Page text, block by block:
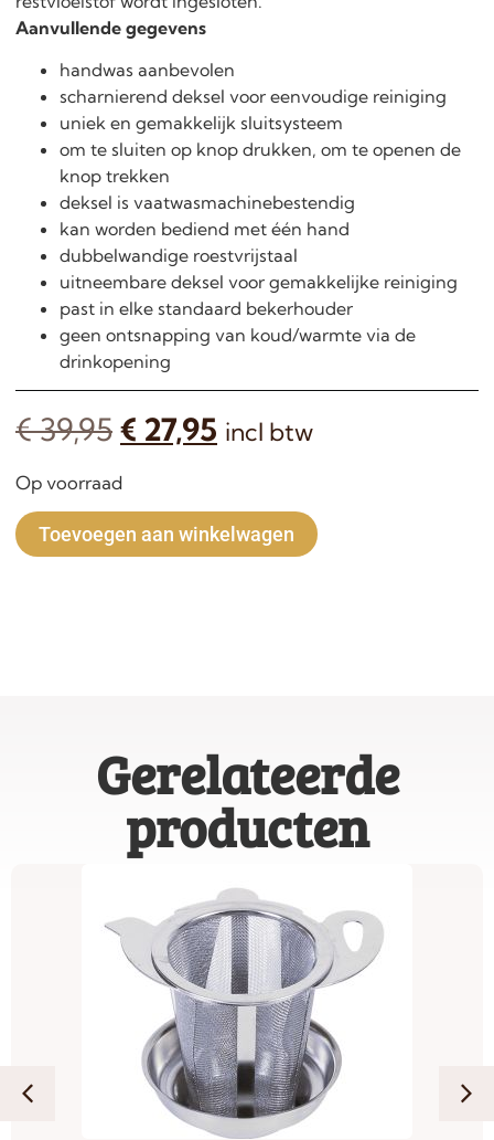
Aanvullende gegevens
handwas aanbevolen
scharnierend deksel voor eenvoudige reiniging
uniek en gemakkelijk sluitsysteem
om te sluiten op knop drukken, om te openen de
knop trekken
deksel is vaatwasmachinebestendig
kan worden bediend met één hand
dubbelwandige roestvrijstaal
uitneembare deksel voor gemakkelijke reiniging
past in elke standaard bekerhouder
geen ontsnapping van koud/warmte via de
drinkopening
€39,95 € 27,95 incl btw
Op voorraad
Toevoegen aan winkelwagen
Gerelateerde
producten